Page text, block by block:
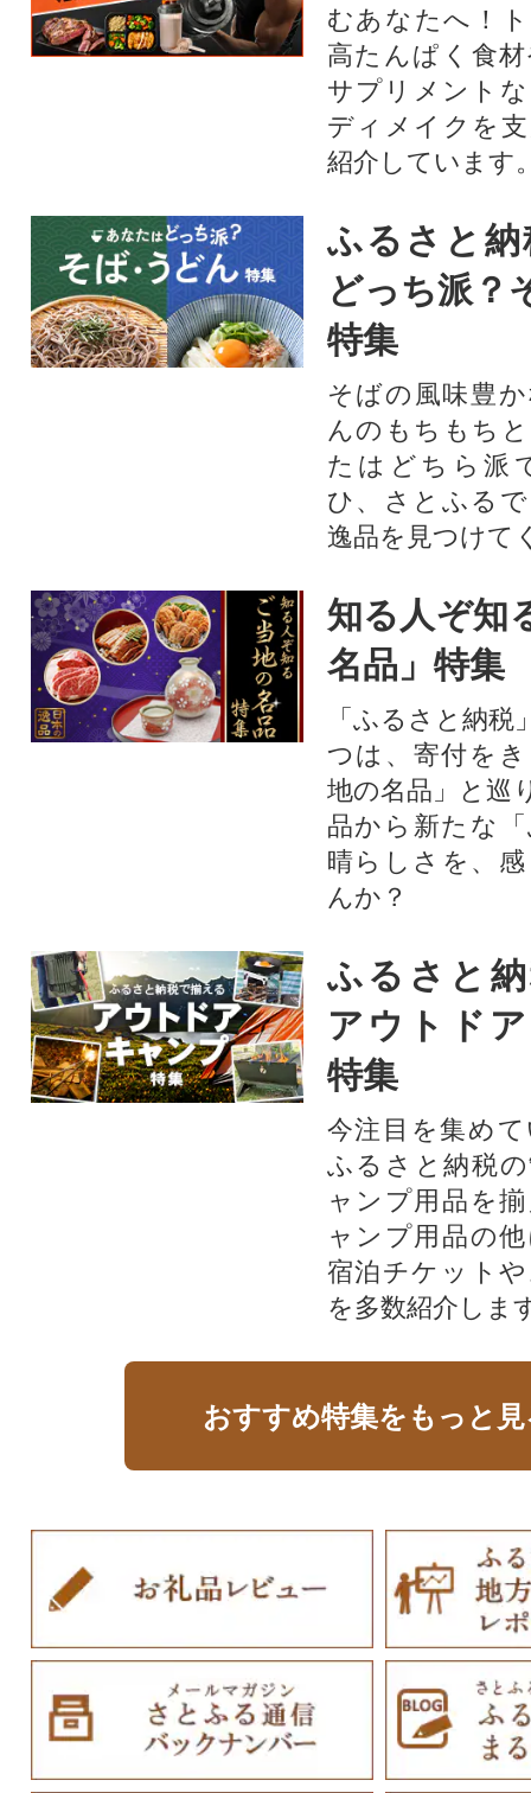
むあなたへ！
高たんぱく食
サプリメント
ディメイクを
紹介しています
ふるさと
どっち派？
特集
そばの風味豊
んのもちもち
たはどちら派
ひ、さとふる
逸品を見つけて
知る人ぞ知
名品」特集
「ふるさと納
つは、寄付を
地の名品」と巡
品から新たな
晴らしさを、
んか？
ふるさと
アウトド
特集
今注目を集め
ふるさと納税
ャンプ用品を
ャンプ用品の
宿泊チケット
を多数紹介しま
おすすめ特集をもっと